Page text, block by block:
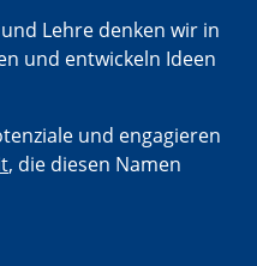
Lehre denken wir in
und entwickeln Ideen
und engagieren
, die diesen Namen